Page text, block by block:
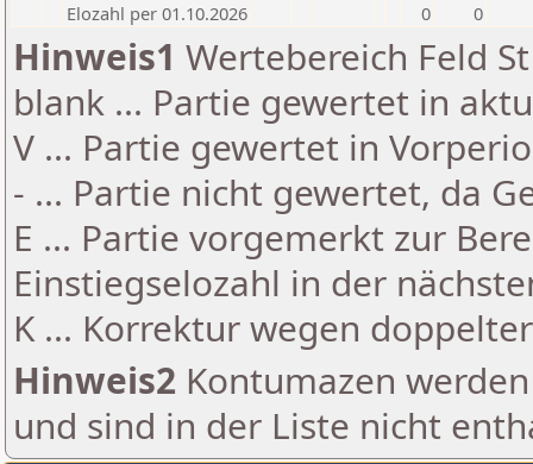
Elozahl per 01.10.2026
0 0
Hinweis1 Wertebereich Feld
blank ... Partie gewertet in
V ... Partie gewertet in
- ... Partie nicht gewertet, da
E ... Partie vorgemerkt zur
Einstiegselozahl in der
K ... Korrektur wegen
Hinweis2 Kontumazen
und sind in der Liste nicht